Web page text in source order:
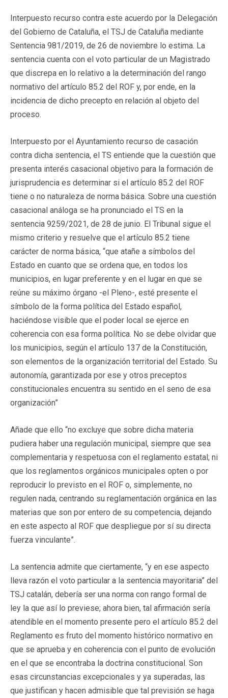
Interpuesto recurso contra este acuerdo por la Delegación
del Gobierno de Cataluña, el TSJ de Cataluña mediante
Sentencia 981/2019, de 26 de noviembre lo estima. La
sentencia cuenta con el voto particular de un Magistrado
que discrepa en lo relativo a la determinación del rango
normativo del artículo 85.2 del ROF y, por ende, en la
incidencia de dicho precepto en relación al objeto del
proceso.
Interpuesto por el Ayuntamiento recurso de casación
contra dicha sentencia, el TS entiende que la cuestión que
presenta interés casacional objetivo para la formación de
jurisprudencia es determinar si el artículo 85.2 del ROF
tiene o no naturaleza de norma básica. Sobre una cuestión
casacional análoga se ha pronunciado el TS en la
sentencia 9259/2021, de 28 de junio. El Tribunal sigue el
mismo criterio y resuelve que el artículo 85.2 tiene
carácter de norma básica, “que atañe a símbolos del
Estado en cuanto que se ordena que, en todos los
municipios, en lugar preferente y en el lugar en que se
reúne su máximo órgano -el Pleno-, esté presente el
símbolo de la forma política del Estado español,
haciéndose visible que el poder local se ejerce en
coherencia con esa forma política. No se debe olvidar que
los municipios, según el artículo 137 de la Constitución,
son elementos de la organización territorial del Estado. Su
autonomía, garantizada por ese y otros preceptos
constitucionales encuentra su sentido en el seno de esa
organización”
Añade que ello “no excluye que sobre dicha materia
pudiera haber una regulación municipal, siempre que sea
complementaria y respetuosa con el reglamento estatal; ni
que los reglamentos orgánicos municipales opten o por
reproducir lo previsto en el ROF o, simplemente, no
regulen nada, centrando su reglamentación orgánica en las
materias que son por entero de su competencia, dejando
en este aspecto al ROF que despliegue por sí su directa
fuerza vinculante”.
La sentencia admite que ciertamente, “y en ese aspecto
lleva razón el voto particular a la sentencia mayoritaria” del
TSJ catalán, debería ser una norma con rango formal de
ley la que así lo previese; ahora bien, tal afirmación sería
atendible en el momento presente pero el artículo 85.2 del
Reglamento es fruto del momento histórico normativo en
que se aprueba y en coherencia con el punto de evolución
en el que se encontraba la doctrina constitucional. Son
esas circunstancias excepcionales y ya superadas, las
que justifican y hacen admisible que tal previsión se haga